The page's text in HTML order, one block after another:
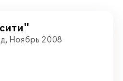
Ноябрь 2008